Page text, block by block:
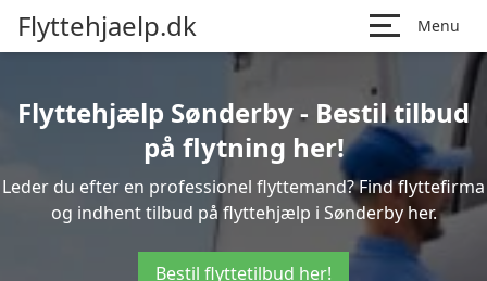
Flyttehjaelp.dk Menu
Flyttehjælp Sønderby - Bestil tilbud
på flytning her!
Leder du efter en professionel flyttemand? Find flyttefirma
og indhent tilbud på flyttehjælp i Sønderby her.
Bestil flyttetilbud her!